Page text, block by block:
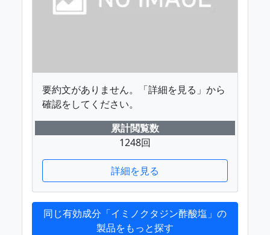
要約文がありません。「詳細を見る」から
確認をしてください。
累計閲覧数
1248回
詳細を見る
同じ有効成分「イミノクタジン酢酸塩」の
製品をもっと探す